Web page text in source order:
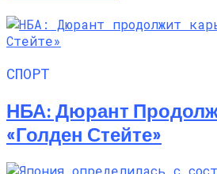
СПОРТ
НБА: Дюрант
«Голден Стейте»